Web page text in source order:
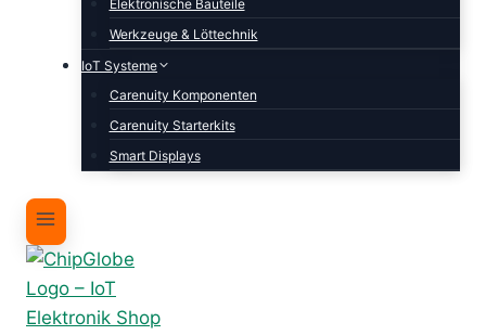
Elektronische Bauteile
Werkzeuge & Löttechnik
IoT Systeme
Carenuity Komponenten
Carenuity Starterkits
Smart Displays